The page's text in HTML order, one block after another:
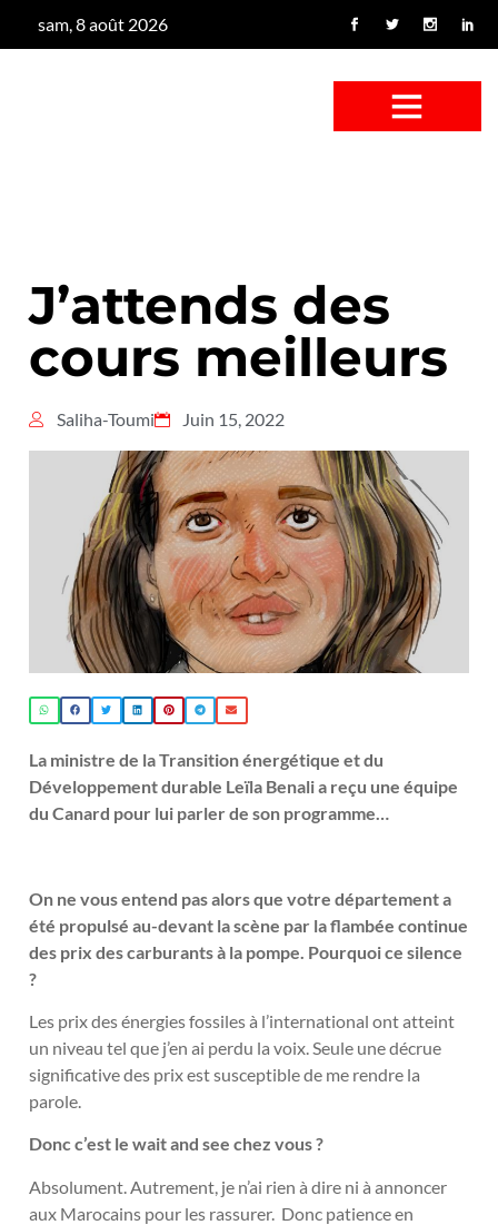
sam, 8 août 2026
J’attends des
cours meilleurs
Saliha-Toumi Juin 15, 2022
La ministre de la Transition énergétique et du
Développement durable Leïla Benali a reçu une équipe
du Canard pour lui parler de son programme…
On ne vous entend pas alors que votre département a
été propulsé au-devant la scène par la flambée continue
des prix des carburants à la pompe. Pourquoi ce silence
?
Les prix des énergies fossiles à l’international ont atteint
un niveau tel que j’en ai perdu la voix. Seule une décrue
significative des prix est susceptible de me rendre la
parole.
Donc c’est le wait and see chez vous ?
Absolument. Autrement, je n’ai rien à dire ni à annoncer
aux Marocains pour les rassurer. Donc patience en